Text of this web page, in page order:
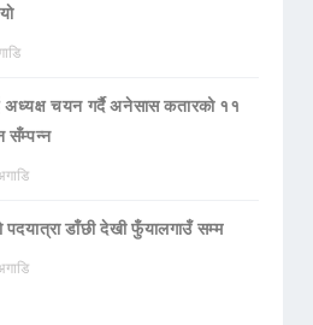
अध्यक्ष चयन गर्दै अनेसास कतारको ११
पदयात्रा डाँछी देखी फुँयालगाउँ सम्म